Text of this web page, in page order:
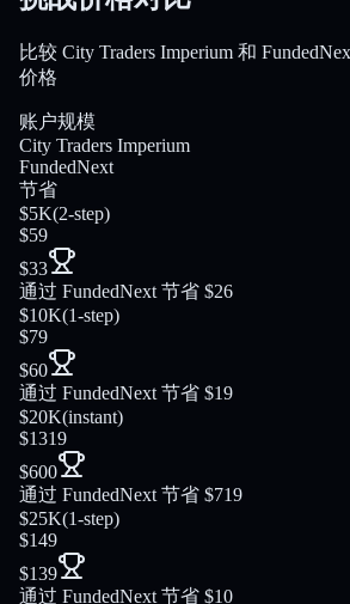
比较 City Traders Imperium 和
价格
账户规模
City Traders Imperium
FundedNext
节省
$5K(2-step)
$59
$33
通过 FundedNext 节省 $26
$10K(1-step)
$79
$60
通过 FundedNext 节省 $19
$20K(instant)
$1319
$600
通过 FundedNext 节省 $719
$25K(1-step)
$149
$139
通过 FundedNext 节省 $10